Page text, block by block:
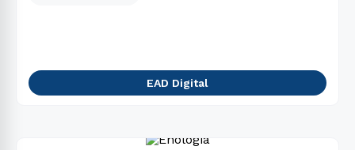
EAD Digital